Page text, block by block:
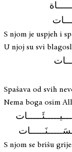
S njom je uspjeh i
U njoj su svi
Spašava od svih
Nema boga osim
S njom se brišu